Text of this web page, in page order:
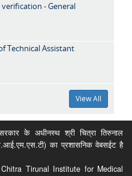
- General
Technical Assistant
View All
सरकार के अधीनस्थ श्री चित्रा तिरुनाल
का प्रशासनिक वेबसईट है
Tirunal Institute for Medical